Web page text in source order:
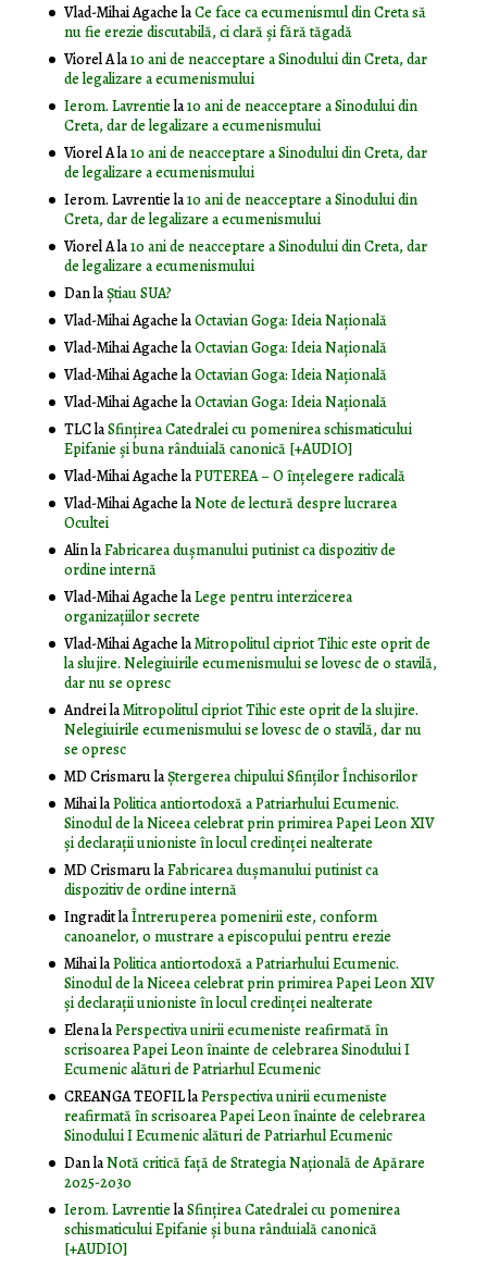
Vlad-Mihai AgachelaCe face ca ecumenismul din Creta să
nu fie erezie discutabilă, ci clară și fără tăgadă
Viorel Ala10 ani de neacceptare a Sinodului din Creta, dar
de legalizare a ecumenismului
Ierom. Lavrentiela10 ani de neacceptare a Sinodului din
Creta, dar de legalizare a ecumenismului
Viorel Ala10 ani de neacceptare a Sinodului din Creta, dar
de legalizare a ecumenismului
Ierom. Lavrentiela10 ani de neacceptare a Sinodului din
Creta, dar de legalizare a ecumenismului
Viorel Ala10 ani de neacceptare a Sinodului din Creta, dar
de legalizare a ecumenismului
DanlaȘtiau SUA?
Vlad-Mihai AgachelaOctavian Goga: Ideia Naţională
Vlad-Mihai AgachelaOctavian Goga: Ideia Naţională
Vlad-Mihai AgachelaOctavian Goga: Ideia Naţională
Vlad-Mihai AgachelaOctavian Goga: Ideia Naţională
TLClaSfințirea Catedralei cu pomenirea schismaticului
Epifanie și buna rânduială canonică [+AUDIO]
Vlad-Mihai AgachelaPUTEREA – O înţelegere radicală
Vlad-Mihai AgachelaNote de lectură despre lucrarea
Ocultei
AlinlaFabricarea dușmanului putinist ca dispozitiv de
ordine internă
Vlad-Mihai AgachelaLege pentru interzicerea
organizaţiilor secrete
Vlad-Mihai AgachelaMitropolitul cipriot Tihic este oprit de
la slujire. Nelegiuirile ecumenismului se lovesc de o stavilă,
dar nu se opresc
AndreilaMitropolitul cipriot Tihic este oprit de la slujire.
Nelegiuirile ecumenismului se lovesc de o stavilă, dar nu
se opresc
MD CrismarulaŞtergerea chipului Sfinţilor Închisorilor
MihailaPolitica antiortodoxă a Patriarhului Ecumenic.
Sinodul de la Niceea celebrat prin primirea Papei Leon XIV
și declarații unioniste în locul credinței nealterate
MD CrismarulaFabricarea dușmanului putinist ca
dispozitiv de ordine internă
IngraditlaÎntreruperea pomenirii este, conform
canoanelor, o mustrare a episcopului pentru erezie
MihailaPolitica antiortodoxă a Patriarhului Ecumenic.
Sinodul de la Niceea celebrat prin primirea Papei Leon XIV
și declarații unioniste în locul credinței nealterate
ElenalaPerspectiva unirii ecumeniste reafirmată în
scrisoarea Papei Leon înainte de celebrarea Sinodului I
Ecumenic alături de Patriarhul Ecumenic
CREANGA TEOFILlaPerspectiva unirii ecumeniste
reafirmată în scrisoarea Papei Leon înainte de celebrarea
Sinodului I Ecumenic alături de Patriarhul Ecumenic
DanlaNotă critică faţă de Strategia Naţională de Apărare
2025-2030
Ierom. LavrentielaSfințirea Catedralei cu pomenirea
schismaticului Epifanie și buna rânduială canonică
[+AUDIO]